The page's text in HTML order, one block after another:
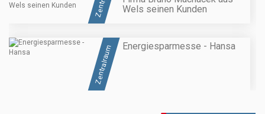
Wels seinen Kunden
Zentralraum Energiesparmesse - Hansa